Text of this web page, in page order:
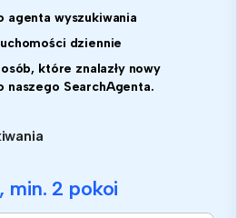
agenta wyszukiwania
dziennie
które znalazły nowy
naszego SearchAgenta.
min. 2 pokoi